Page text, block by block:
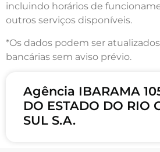
incluindo horários de
outros serviços disponíveis.
*Os dados podem ser
bancárias sem aviso prévio.
Agência IBARAMA
DO ESTADO DO RIO
SUL S.A.